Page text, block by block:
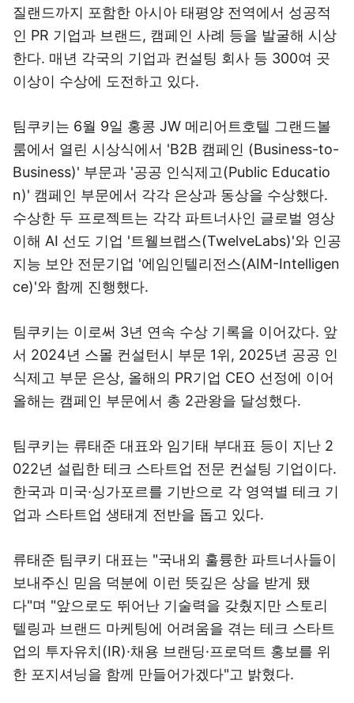
질랜드까지 포함한 아시아 태평양 전역에서 성공적
인 PR 기업과 브랜드, 캠페인 사례 등을 발굴해 시상
한다. 매년 각국의 기업과 컨설팅 회사 등 300여 곳
이상이 수상에 도전하고 있다.
팀쿠키는 6월 9일 홍콩 JW 메리어트호텔 그랜드볼
룸에서 열린 시상식에서 'B2B 캠페인 (Business-to-
Business)' 부문과 '공공 인식제고(Public Educatio
n)' 캠페인 부문에서 각각 은상과 동상을 수상했다.
수상한 두 프로젝트는 각각 파트너사인 글로벌 영상
이해 AI 선도 기업 '트웰브랩스(TwelveLabs)'와 인공
지능 보안 전문기업 '에임인텔리전스(AIM-Intelligen
ce)'와 함께 진행했다.
팀쿠키는 이로써 3년 연속 수상 기록을 이어갔다. 앞
서 2024년 스몰 컨설턴시 부문 1위, 2025년 공공 인
식제고 부문 은상, 올해의 PR기업 CEO 선정에 이어
올해는 캠페인 부문에서 총 2관왕을 달성했다.
팀쿠키는 류태준 대표와 임기태 부대표 등이 지난 2
022년 설립한 테크 스타트업 전문 컨설팅 기업이다.
한국과 미국·싱가포르를 기반으로 각 영역별 테크 기
업과 스타트업 생태계 전반을 돕고 있다.
류태준 팀쿠키 대표는 "국내외 훌륭한 파트너사들이
보내주신 믿음 덕분에 이런 뜻깊은 상을 받게 됐
다"며 "앞으로도 뛰어난 기술력을 갖췄지만 스토리
텔링과 브랜드 마케팅에 어려움을 겪는 테크 스타트
업의 투자유치(IR)·채용 브랜딩·프로덕트 홍보를 위
한 포지셔닝을 함께 만들어가겠다"고 밝혔다.